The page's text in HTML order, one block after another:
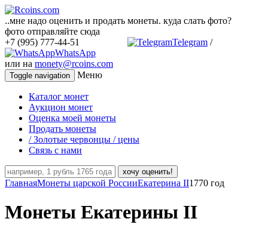
..мне надо оценить и продать монеты. куда слать фото?
фото отправляйте сюда
+7 (995) 777-44-51
Telegram /
WhatsApp
или на monety@rcoins.com
Toggle navigation Меню
Каталог монет
Аукцион монет
Оценка моей монеты
Продать монеты
/ Золотые червонцы / цены
Связь с нами
хочу оценить!
ГлавнаяМонеты царской РоссииЕкатерина II1770 год
Монеты Екатерины II